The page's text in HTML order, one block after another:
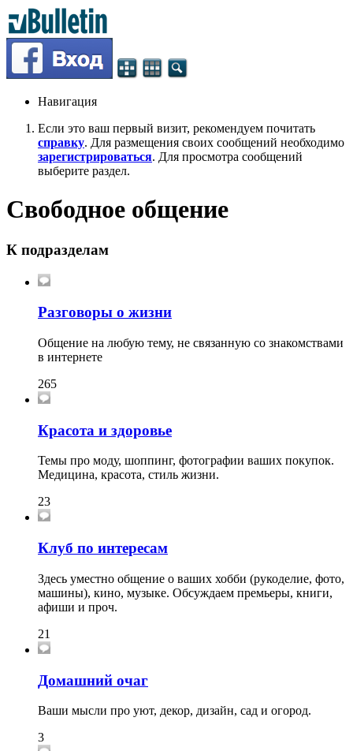
Навигация
Если это ваш первый визит, рекомендуем почитать
справку. Для размещения своих сообщений необходимо
зарегистрироваться. Для просмотра сообщений
выберите раздел.
Свободное общение
К подразделам
Разговоры о жизни
Общение на любую тему, не связанную со знакомствами
в интернете
265
Красота и здоровье
Темы про моду, шоппинг, фотографии ваших покупок.
Медицина, красота, стиль жизни.
23
Клуб по интересам
Здесь уместно общение о ваших хобби (рукоделие, фото,
машины), кино, музыке. Обсуждаем премьеры, книги,
афиши и проч.
21
Домашний очаг
Ваши мысли про уют, декор, дизайн, сад и огород.
3